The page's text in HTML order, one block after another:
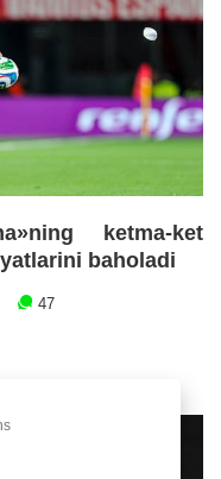
ketma-ket
baholadi
47